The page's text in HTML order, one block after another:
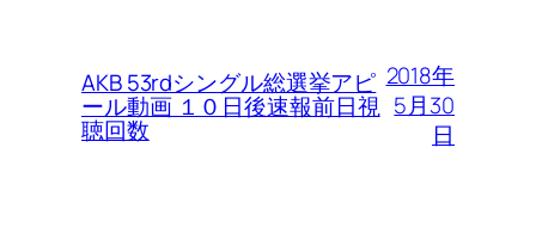
AKB 53rdシングル総選挙アピ
ール動画 １０日後速報前日視
聴回数
2018年
5月30
日